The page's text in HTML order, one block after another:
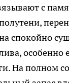
с
спокойно
особенно
На полном